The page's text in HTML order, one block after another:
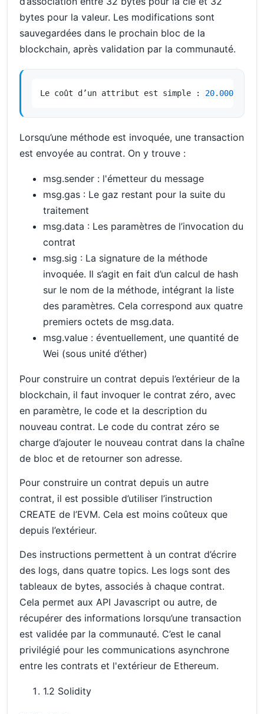
bytes pour la valeur. Les modifications sont
sauvegardées dans le prochain bloc de la
blockchain, après validation par la communauté.
Le coût d’un attribut est simple : 20.000
Lorsqu’une méthode est invoquée, une transaction
est envoyée au contrat. On y trouve :
msg.sender : l'émetteur du message
msg.gas : Le gaz restant pour la suite du
traitement
msg.data : Les paramètres de l’invocation du
contrat
msg.sig : La signature de la méthode
invoquée. Il s’agit en fait d’un calcul de hash
sur le nom de la méthode, intégrant la liste
des paramètres. Cela correspond aux quatre
premiers octets de msg.data.
msg.value : éventuellement, une quantité de
Wei (sous unité d’éther)
Pour construire un contrat depuis l’extérieur de la
blockchain, il faut invoquer le contrat zéro, avec
en paramètre, le code et la description du
nouveau contrat. Le code du contrat zéro se
charge d’ajouter le nouveau contrat dans la chaîne
de bloc et de retourner son adresse.
Pour construire un contrat depuis un autre
contrat, il est possible d’utiliser l’instruction
CREATE de l’EVM. Cela est moins coûteux que
depuis l’extérieur.
Des instructions permettent à un contrat d’écrire
des logs, dans quatre topics. Les logs sont des
tableaux de bytes, associés à chaque contrat.
Cela permet aux API Javascript ou autre, de
récupérer des informations lorsqu’une transaction
est validée par la communauté. C’est le canal
privilégié pour les communications asynchrone
entre les contrats et l'extérieur de Ethereum.
1.2 Solidity